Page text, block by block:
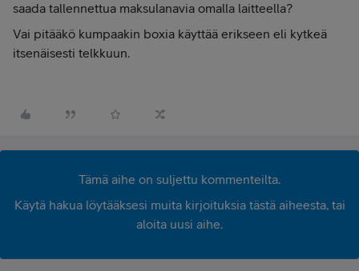
saada tallennettua maksulanavia omalla laitteella?
Vai pitääkö kumpaakin boxia käyttää erikseen eli kytkeä
itsenäisesti telkkuun.
Tämä aihe on suljettu kommenteilta.
Käytä hakua löytääksesi muita kirjoituksia tästä aiheesta, tai
aloita uusi aihe.